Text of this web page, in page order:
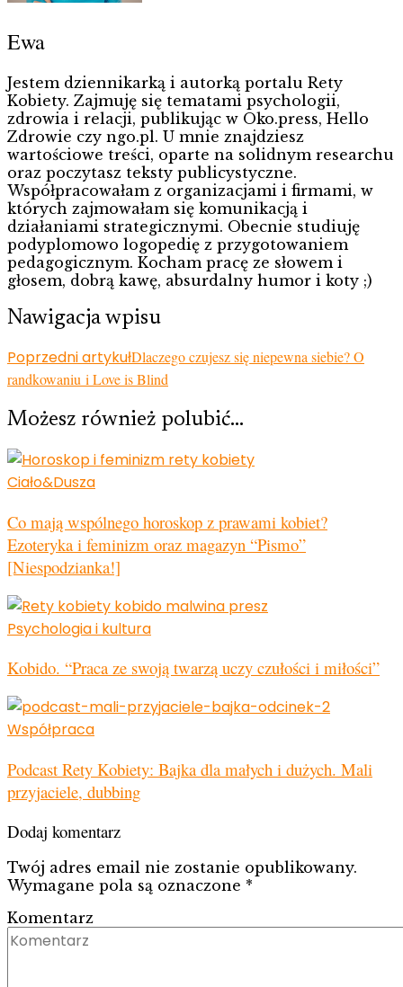
Ewa
Jestem dziennikarką i autorką portalu Rety
Kobiety. Zajmuję się tematami psychologii,
zdrowia i relacji, publikując w Oko.press, Hello
Zdrowie czy ngo.pl. U mnie znajdziesz
wartościowe treści, oparte na solidnym researchu
oraz poczytasz teksty publicystyczne.
Współpracowałam z organizacjami i firmami, w
których zajmowałam się komunikacją i
działaniami strategicznymi. Obecnie studiuję
podyplomowo logopedię z przygotowaniem
pedagogicznym. Kocham pracę ze słowem i
głosem, dobrą kawę, absurdalny humor i koty ;)
Nawigacja wpisu
Poprzedni artykułDlaczego czujesz się niepewna siebie? O
randkowaniu i Love is Blind
Możesz również polubić…
Ciało&Dusza
Co mają wspólnego horoskop z prawami kobiet?
Ezoteryka i feminizm oraz magazyn “Pismo”
[Niespodzianka!]
Psychologia i kultura
Kobido. “Praca ze swoją twarzą uczy czułości i miłości”
Współpraca
Podcast Rety Kobiety: Bajka dla małych i dużych. Mali
przyjaciele, dubbing
Dodaj komentarz
Twój adres email nie zostanie opublikowany.
Wymagane pola są oznaczone *
Komentarz